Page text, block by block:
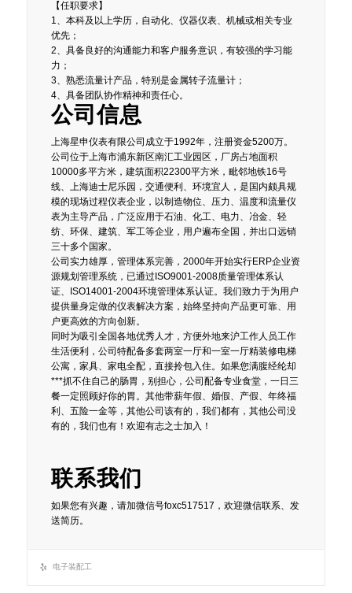
【任职要求】
1、本科及以上学历，自动化、仪器仪表、机械或相关专业
优先；
2、具备良好的沟通能力和客户服务意识，有较强的学习能
力；
3、熟悉流量计产品，特别是金属转子流量计；
4、具备团队协作精神和责任心。
公司信息
上海星申仪表有限公司成立于1992年，注册资金5200万。
公司位于上海市浦东新区南汇工业园区，厂房占地面积
10000多平方米，建筑面积22300平方米，毗邻地铁16号
线、上海迪士尼乐园，交通便利、环境宜人，是国内颇具规
模的现场过程仪表企业，以制造物位、压力、温度和流量仪
表为主导产品，广泛应用于石油、化工、电力、冶金、轻
纺、环保、建筑、军工等企业，用户遍布全国，并出口远销
三十多个国家。
公司实力雄厚，管理体系完善，2000年开始实行ERP企业资
源规划管理系统，已通过ISO9001-2008质量管理体系认
证、ISO14001-2004环境管理体系认证。我们致力于为用户
提供量身定做的仪表解决方案，始终坚持向产品更可靠、用
户更高效的方向创新。
同时为吸引全国各地优秀人才，方便外地来沪工作人员工作
生活便利，公司特配备多套两室一厅和一室一厅精装修电梯
公寓，家具、家电全配，直接拎包入住。如果您满腹经纶却
***抓不住自己的肠胃，别担心，公司配备专业食堂，一日三
餐一定照顾好你的胃。其他带薪年假、婚假、产假、年终福
利、五险一金等，其他公司该有的，我们都有，其他公司没
有的，我们也有！欢迎有志之士加入！
联系我们
如果您有兴趣，请加微信号foxc517517，欢迎微信联系、发
送简历。
电子装配工